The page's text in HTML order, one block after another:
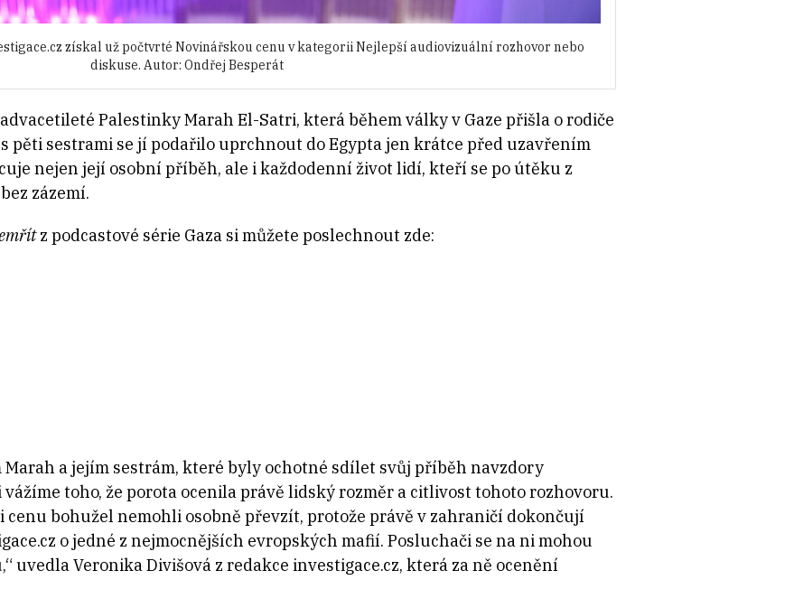
získal už počtvrté Novinářskou cenu v kategorii Nejlepší audiovizuální rozhovor nebo
diskuse. Autor: Ondřej Besperát
Palestinky Marah El-Satri, která během války v Gaze přišla o rodiče
pěti sestrami se jí podařilo uprchnout do Egypta jen krátce před uzavřením
nejen její osobní příběh, ale i každodenní život lidí, kteří se po útěku z
zázemí.
z podcastové série Gaza si můžete poslechnout zde:
a jejím sestrám, které byly ochotné sdílet svůj příběh navzdory
toho, že porota ocenila právě lidský rozměr a citlivost tohoto rozhovoru.
cenu bohužel nemohli osobně převzít, protože právě v zahraničí dokončují
o jedné z nejmocnějších evropských mafií. Posluchači se na ni mohou
uvedla Veronika Divišová z redakce investigace.cz, která za ně ocenění